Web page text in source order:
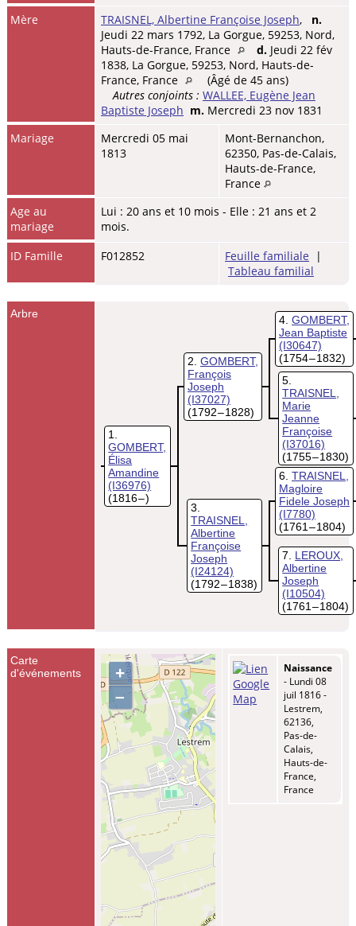
Mère
TRAISNEL, Albertine Françoise Joseph, n.
Jeudi 22 mars 1792, La Gorgue, 59253, Nord,
Hauts-de-France, France
d. Jeudi 22 fév
1838, La Gorgue, 59253, Nord, Hauts-de-
France, France
(Âgé de 45 ans)
Autres conjoints : WALLEE, Eugène Jean
Baptiste Joseph m. Mercredi 23 nov 1831
Mariage
Mercredi 05 mai
1813
Mont-Bernanchon,
62350, Pas-de-Calais,
Hauts-de-France,
France
Age au
mariage
Lui : 20 ans et 10 mois - Elle : 21 ans et 2
mois.
ID Famille
F012852 Feuille familiale |
Tableau familial
Arbre
1
GOMBERT,
Élisa
Amandine
(I36976)
(1816 – )
2 GOMBERT,
François
Joseph
(I37027)
(1792 – 1828)
4 GOMBERT,
Jean Baptiste
(I30647)
(1754 – 1832)
5
TRAISNEL,
Marie
Jeanne
Françoise
(I37016)
(1755 – 1830)
3
TRAISNEL,
Albertine
Françoise
Joseph
(I24124)
(1792 – 1838)
6 TRAISNEL,
Magloire
Fidele Joseph
(I7780)
(1761 – 1804)
7
LEROUX,
Albertine
Joseph
(I10504)
(1761 – 1804)
Carte
d'événements
+
–
Naissance
- Lundi 08
juil 1816 -
Lestrem,
62136,
Pas-de-
Calais,
Hauts-de-
France,
France